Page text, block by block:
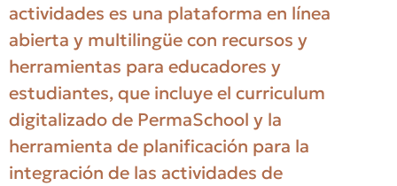
actividades es una plataforma en línea
abierta y multilingüe con recursos y
herramientas para educadores y
estudiantes, que incluye el curriculum
digitalizado de PermaSchool y la
herramienta de planificación para la
integración de las actividades de